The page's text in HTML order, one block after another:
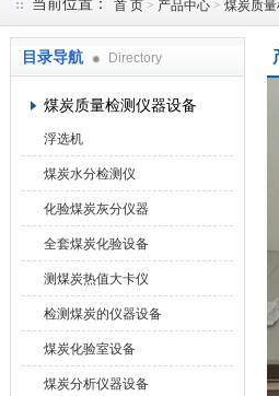
当前位置： 首 页 > 产品中心 > 煤炭质
目录导航 Directory
煤炭质量检测仪器设备
浮选机
煤炭水分检测仪
化验煤炭灰分仪器
全套煤炭化验设备
测煤炭热值大卡仪
检测煤炭的仪器设备
煤炭化验室设备
煤炭分析仪器设备